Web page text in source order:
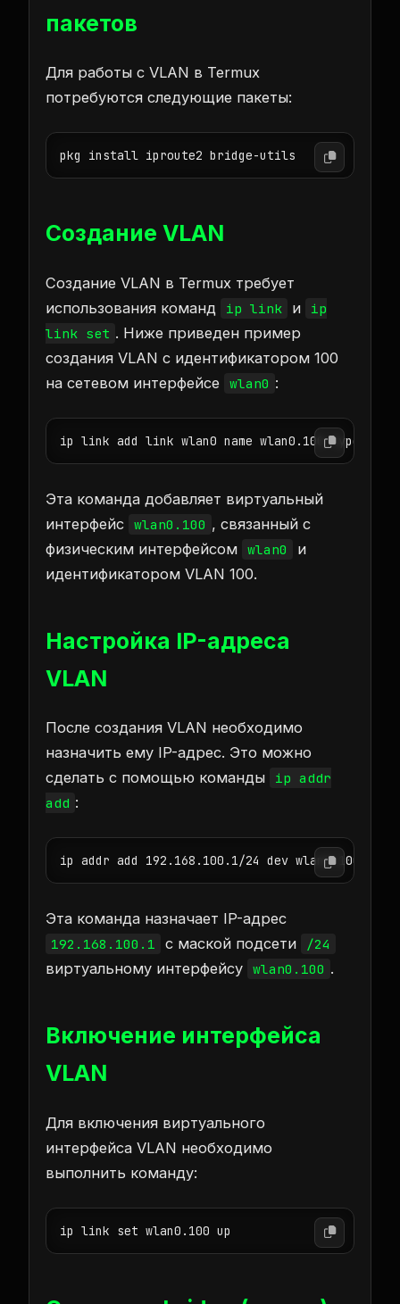
пакетов
Для работы с VLAN в Termux
потребуются следующие пакеты:
pkg install iproute2 bridge-utils
Создание VLAN
Создание VLAN в Termux требует
использования команд
ip link и
ip
link set . Ниже приведен пример
создания VLAN с идентификатором 100
на сетевом интерфейсе wlan0 :
ip link add link wlan0 name wlan0.100 type
Эта команда добавляет виртуальный
интерфейс wlan0.100 , связанный с
физическим интерфейсом wlan0
и
идентификатором VLAN 100.
Настройка IP-адреса
VLAN
После создания VLAN необходимо
назначить ему IP-адрес. Это можно
сделать с помощью команды
ip addr
add :
ip addr add 192.168.100.1/24 dev wlan0.100
Эта команда назначает IP-адрес
192.168.100.1 с маской подсети /24
виртуальному интерфейсу wlan0.100 .
Включение интерфейса
VLAN
Для включения виртуального
интерфейса VLAN необходимо
выполнить команду:
ip link set wlan0.100 up